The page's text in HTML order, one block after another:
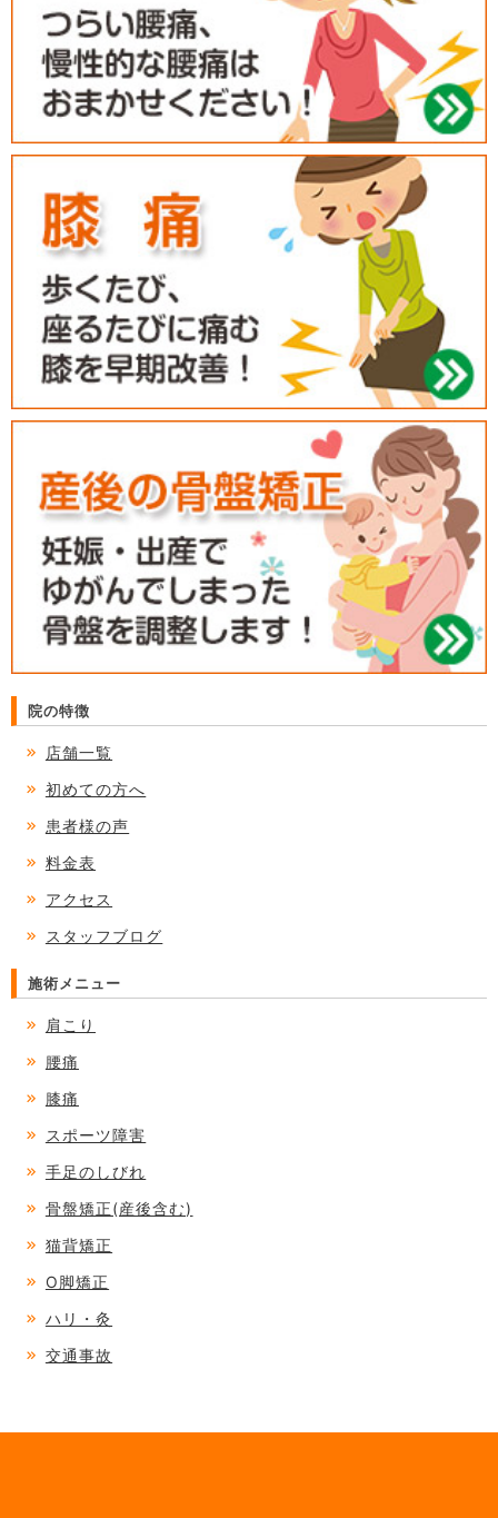
院の特徴
店舗一覧
初めての方へ
患者様の声
料金表
アクセス
スタッフブログ
施術メニュー
肩こり
腰痛
膝痛
スポーツ障害
手足のしびれ
骨盤矯正(産後含む)
猫背矯正
O脚矯正
ハリ・灸
交通事故